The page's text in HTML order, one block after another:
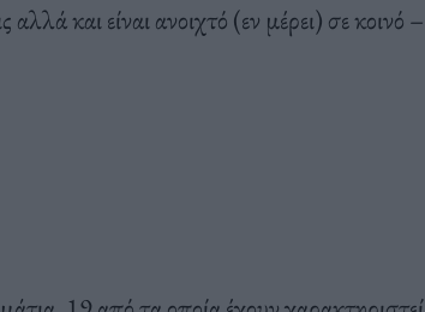
και είναι ανοιχτό (εν μέρει) σε κοινό –